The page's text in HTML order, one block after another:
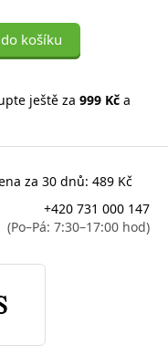
košíku
ještě za 999 Kč a
za 30 dnů: 489 Kč
+420 731 000 147
(Po–Pá: 7:30–17:00 hod)